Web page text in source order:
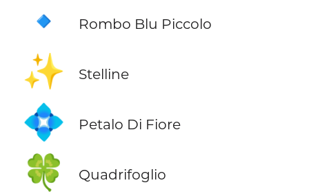
🔹 Rombo Blu Piccolo
✨ Stelline
💠 Petalo Di Fiore
🍀 Quadrifoglio